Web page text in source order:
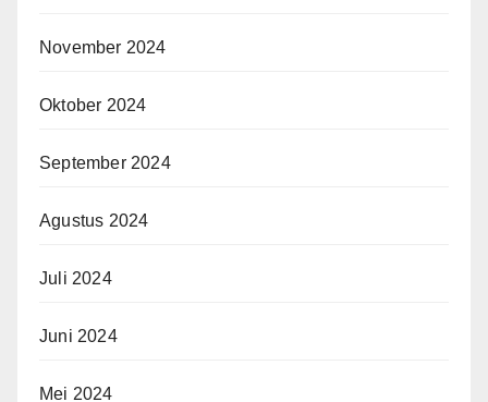
November 2024
Oktober 2024
September 2024
Agustus 2024
Juli 2024
Juni 2024
Mei 2024